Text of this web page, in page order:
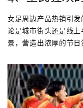
女足周边产品热销引
论是城市街头还是线
景，营造出浓厚的节日